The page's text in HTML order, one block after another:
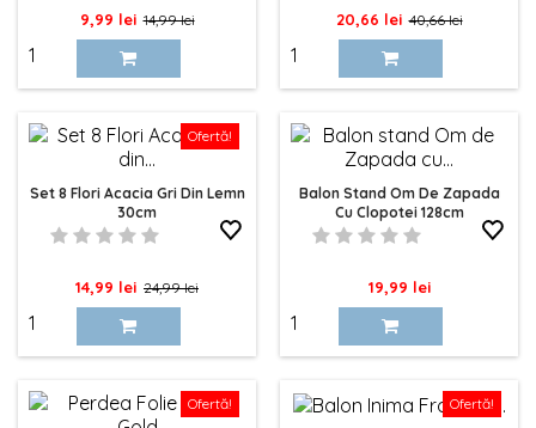
Pret
9,99 lei Pret
baza
14,99 lei Pret
20,66 lei Pret
baza
40,66 lei
Ofertă!
Set 8 Flori Acacia Gri Din Lemn
30cm
Pret
14,99 lei Pret
baza
24,99 lei
Balon Stand Om De Zapada
Cu Clopotei 128cm
Pret
19,99 lei
Ofertă!
Ofertă!